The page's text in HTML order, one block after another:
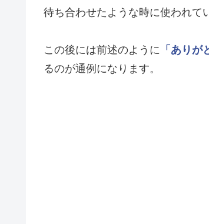
待ち合わせたような時に使われて
この後には前述のように 「ありが
るのが通例になります。